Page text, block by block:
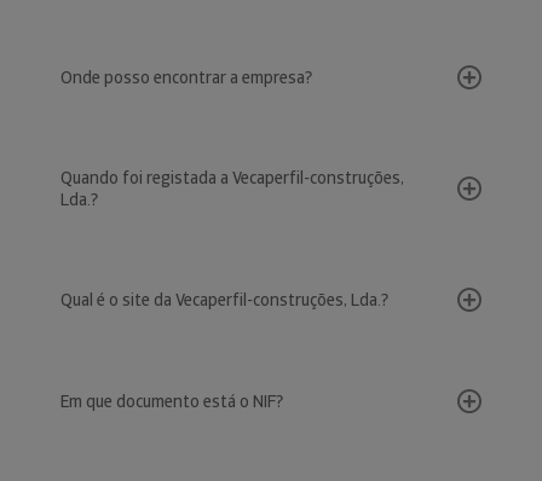
Onde posso encontrar a empresa?
Quando foi registada a Vecaperfil-construções,
Lda.?
Qual é o site da Vecaperfil-construções, Lda.?
Em que documento está o NIF?